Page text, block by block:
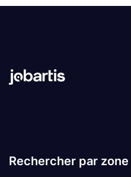
Rechercher par zone